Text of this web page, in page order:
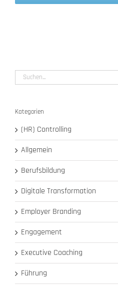
Suche
nach:
Kategorien
(HR) Controlling
Allgemein
Berufsbildung
Digitale Transformation
Employer Branding
Engagement
Executive Coaching
Führung